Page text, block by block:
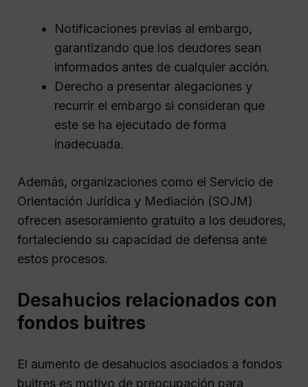
Notificaciones previas al embargo,
garantizando que los deudores sean
informados antes de cualquier acción.
Derecho a presentar alegaciones y
recurrir el embargo si consideran que
este se ha ejecutado de forma
inadecuada.
Además, organizaciones como el Servicio de
Orientación Jurídica y Mediación (SOJM)
ofrecen asesoramiento gratuito a los deudores,
fortaleciendo su capacidad de defensa ante
estos procesos.
Desahucios relacionados con
fondos buitres
El aumento de desahucios asociados a fondos
buitres es motivo de preocupación para